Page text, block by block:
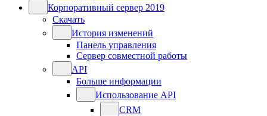
Корпоративный сервер 2019
Скачать
История изменений
Панель управления
Сервер совместной работы
API
Больше информации
Использование API
CRM